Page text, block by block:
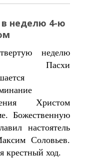
в неделю 4-ю
неделю
Пасхи
Христом
Божественную
настоятель
Соловьев.
крестный ход.